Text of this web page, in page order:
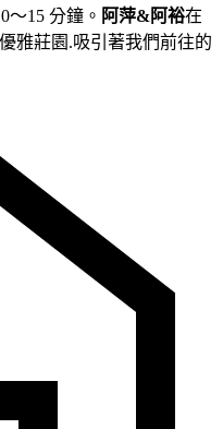
15 分鐘。 阿萍&阿裕在
雅莊園.吸引著我們前往的